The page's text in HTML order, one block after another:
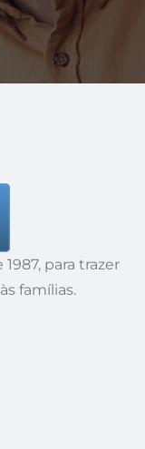
para trazer
famílias.